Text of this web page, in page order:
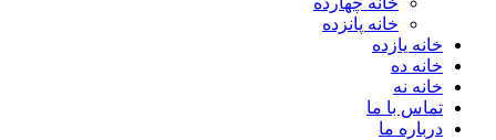
خانه پانزده
خانه یازده
خانه ده
خانه نه
تماس با ما
درباره ما